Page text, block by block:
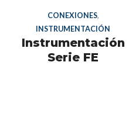
CONEXIONES,
INSTRUMENTACIÓN
Instrumentación
Serie FE